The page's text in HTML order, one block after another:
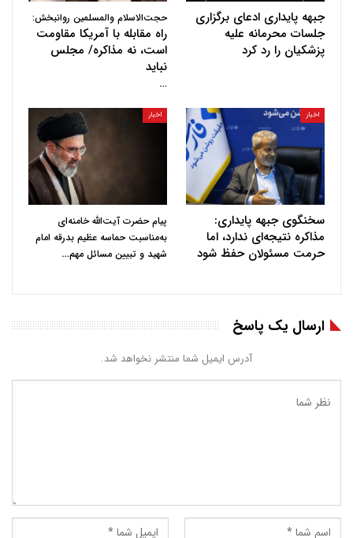
جبهه پایداری ادعای برگزاری
جلسات محرمانه علیه
پزشکیان را رد کرد
حجت‌الاسلام والمسلمین روانبخش:
راه مقابله با آمریکا مقاومت
است، نه مذاکره/ مجلس
نباید
…
اخبار
سخنگوی جبهه پایداری:
مذاکره نتیجه‌ای ندارد، اما
حرمت مسئولان حفظ شود
اخبار
پیام حضرت آیت‌الله خامنه‌ای
به‌مناسبت حماسه عظیم بدرقه امام
شهید و تبیین مسائل مهم…
ارسال یک پاسخ
آدرس ایمیل شما منتشر نخواهد شد.